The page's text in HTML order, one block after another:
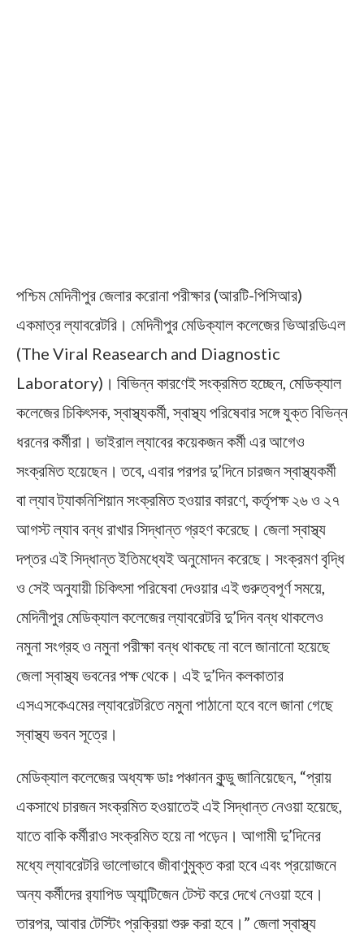
পশ্চিম মেদিনীপুর জেলার করোনা পরীক্ষার (আরটি-পিসিআর)
একমাত্র ল্যাবরেটরি। মেদিনীপুর মেডিক্যাল কলেজের ভিআরডিএল
(The Viral Reasearch and Diagnostic
Laboratory)। বিভিন্ন কারণেই সংক্রমিত হচ্ছেন, মেডিক্যাল
কলেজের চিকিৎসক, স্বাস্থ্যকর্মী, স্বাস্থ্য পরিষেবার সঙ্গে যুক্ত বিভিন্ন
ধরনের কর্মীরা। ভাইরাল ল্যাবের কয়েকজন কর্মী এর আগেও
সংক্রমিত হয়েছেন। তবে, এবার পরপর দু’দিনে চারজন স্বাস্থ্যকর্মী
বা ল্যাব ট্যাকনিশিয়ান সংক্রমিত হওয়ার কারণে, কর্তৃপক্ষ ২৬ ও ২৭
আগস্ট ল্যাব বন্ধ রাখার সিদ্ধান্ত গ্রহণ করেছে। জেলা স্বাস্থ্য
দপ্তর এই সিদ্ধান্ত ইতিমধ্যেই অনুমোদন করেছে। সংক্রমণ বৃদ্ধি
ও সেই অনুযায়ী চিকিৎসা পরিষেবা দেওয়ার এই গুরুত্বপূর্ণ সময়ে,
মেদিনীপুর মেডিক্যাল কলেজের ল্যাবরেটরি দু’দিন বন্ধ থাকলেও
নমুনা সংগ্রহ ও নমুনা পরীক্ষা বন্ধ থাকছে না বলে জানানো হয়েছে
জেলা স্বাস্থ্য ভবনের পক্ষ থেকে। এই দু’দিন কলকাতার
এসএসকেএমের ল্যাবরেটরিতে নমুনা পাঠানো হবে বলে জানা গেছে
স্বাস্থ্য ভবন সূত্রে।
মেডিক্যাল কলেজের অধ্যক্ষ ডাঃ পঞ্চানন কুন্ডু জানিয়েছেন, “প্রায়
একসাথে চারজন সংক্রমিত হওয়াতেই এই সিদ্ধান্ত নেওয়া হয়েছে,
যাতে বাকি কর্মীরাও সংক্রমিত হয়ে না পড়েন। আগামী দু’দিনের
মধ্যে ল্যাবরেটরি ভালোভাবে জীবাণুমুক্ত করা হবে এবং প্রয়োজনে
অন্য কর্মীদের র‌্যাপিড অ্যান্টিজেন টেস্ট করে দেখে নেওয়া হবে।
তারপর, আবার টেস্টিং প্রক্রিয়া শুরু করা হবে।” জেলা স্বাস্থ্য